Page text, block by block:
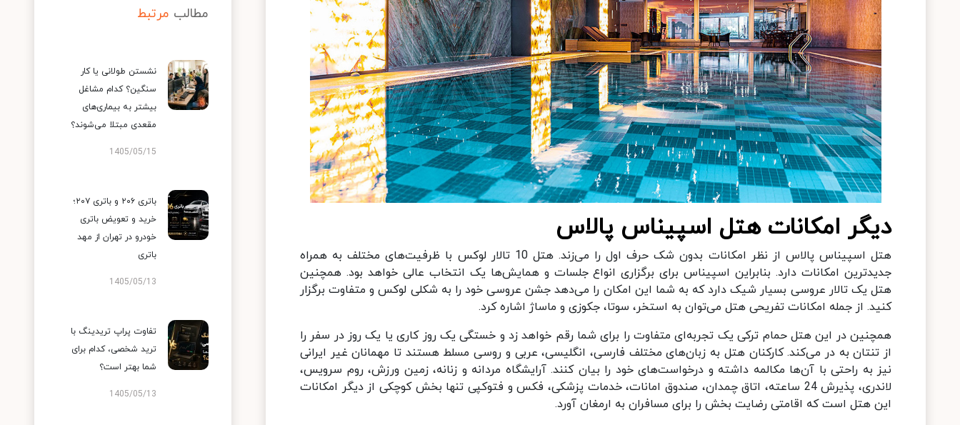
دیگر امکانات هتل اسپیناس پالاس
هتل اسپیناس پالاس از نظر امکانات بدون شک حرف اول را می‌زند. هتل 10 تالار لوکس با ظرفیت‌های مختلف به همراه
جدیدترین امکانات دارد. بنابراین اسپیناس برای برگزاری انواع جلسات و همایش‌ها یک انتخاب عالی خواهد بود. همچنین
هتل یک تالار عروسی بسیار شیک دارد که به شما این امکان را می‌دهد جشن عروسی خود را به شکلی لوکس و متفاوت برگزار
کنید. از جمله امکانات تفریحی هتل می‌توان به استخر، سوتا، جکوزی و ماساژ اشاره کرد.
همچنین در این هتل حمام ترکی یک تجربه‌ای متفاوت را برای شما رقم خواهد زد و خستگی یک روز کاری یا یک روز در سفر را
از تنتان به در می‌کند. کارکنان هتل به زبان‌های مختلف فارسی، انگلیسی، عربی و روسی مسلط هستند تا مهمانان غیر ایرانی
نیز به راحتی با آن‌ها مکالمه داشته و درخواست‌های خود را بیان کنند. آرایشگاه مردانه و زنانه، زمین ورزش، روم سرویس،
لاندری، پذیرش 24 ساعته، اتاق چمدان، صندوق امانات، خدمات پزشکی، فکس و فتوکپی تنها بخش کوچکی از دیگر امکانات
این هتل است که اقامتی رضایت بخش را برای مسافران به ارمغان آورد.
مطالب مرتبط
نشستن طولانی یا کار
سنگین؟ کدام مشاغل
بیشتر به بیماری‌های
مقعدی مبتلا می‌شوند؟
1405/05/15
باتری ۲۰۶ و باتری ۲۰۷؛
خرید و تعویض باتری
خودرو در تهران از مهد
باتری
1405/05/13
تفاوت پراپ تریدینگ با
ترید شخصی، کدام برای
شما بهتر است؟
1405/05/13